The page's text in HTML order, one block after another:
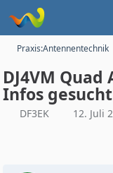
Praxis:Antennentechnik
DJ4VM
Infos gesucht
DF3EK 12. Juli